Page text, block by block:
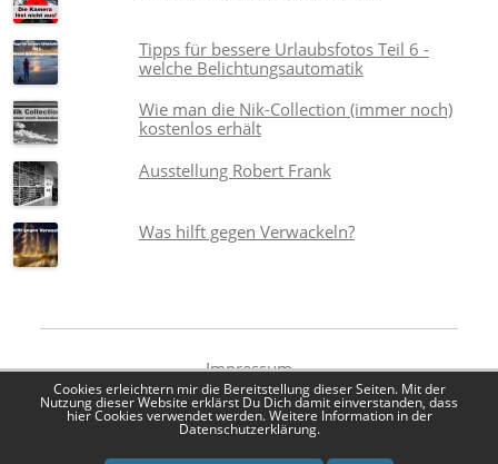
Tipps für bessere Urlaubsfotos Teil 6 -
welche Belichtungsautomatik
Wie man die Nik-Collection (immer noch)
kostenlos erhält
Ausstellung Robert Frank
Was hilft gegen Verwackeln?
Impressum
Datenschutzerklärung
Cookies erleichtern mir die Bereitstellung dieser Seiten. Mit der
Nutzung dieser Website erklärst Du Dich damit einverstanden, dass
hier Cookies verwendet werden. Weitere Information in der
Datenschutzerklärung.